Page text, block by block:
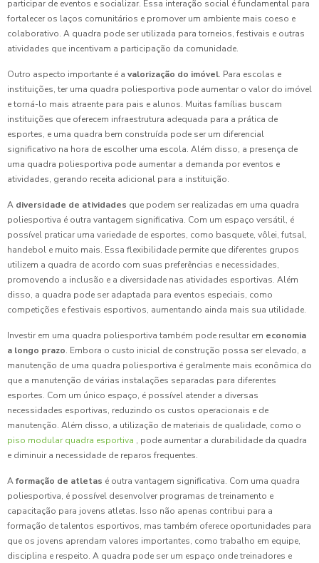
participar de eventos e socializar. Essa interação social é fundamental para
fortalecer os laços comunitários e promover um ambiente mais coeso e
colaborativo. A quadra pode ser utilizada para torneios, festivais e outras
atividades que incentivam a participação da comunidade.
Outro aspecto importante é a valorização do imóvel. Para escolas e
instituições, ter uma quadra poliesportiva pode aumentar o valor do imóvel
e torná-lo mais atraente para pais e alunos. Muitas famílias buscam
instituições que oferecem infraestrutura adequada para a prática de
esportes, e uma quadra bem construída pode ser um diferencial
significativo na hora de escolher uma escola. Além disso, a presença de
uma quadra poliesportiva pode aumentar a demanda por eventos e
atividades, gerando receita adicional para a instituição.
A diversidade de atividades que podem ser realizadas em uma quadra
poliesportiva é outra vantagem significativa. Com um espaço versátil, é
possível praticar uma variedade de esportes, como basquete, vôlei, futsal,
handebol e muito mais. Essa flexibilidade permite que diferentes grupos
utilizem a quadra de acordo com suas preferências e necessidades,
promovendo a inclusão e a diversidade nas atividades esportivas. Além
disso, a quadra pode ser adaptada para eventos especiais, como
competições e festivais esportivos, aumentando ainda mais sua utilidade.
Investir em uma quadra poliesportiva também pode resultar em economia
a longo prazo. Embora o custo inicial de construção possa ser elevado, a
manutenção de uma quadra poliesportiva é geralmente mais econômica do
que a manutenção de várias instalações separadas para diferentes
esportes. Com um único espaço, é possível atender a diversas
necessidades esportivas, reduzindo os custos operacionais e de
manutenção. Além disso, a utilização de materiais de qualidade, como o
piso modular quadra esportiva , pode aumentar a durabilidade da quadra
e diminuir a necessidade de reparos frequentes.
Aformação de atletas é outra vantagem significativa. Com uma quadra
poliesportiva, é possível desenvolver programas de treinamento e
capacitação para jovens atletas. Isso não apenas contribui para a
formação de talentos esportivos, mas também oferece oportunidades para
que os jovens aprendam valores importantes, como trabalho em equipe,
disciplina e respeito. A quadra pode ser um espaço onde treinadores e